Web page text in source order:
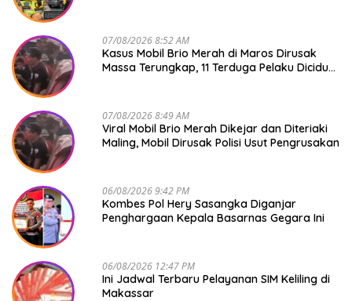
07/08/2026 8:52 AM
Kasus Mobil Brio Merah di Maros Dirusak
Massa Terungkap, 11 Terduga Pelaku Diciduk
07/08/2026 8:49 AM
Viral Mobil Brio Merah Dikejar dan Diteriaki
Maling, Mobil Dirusak Polisi Usut Pengrusakan
06/08/2026 9:42 PM
Kombes Pol Hery Sasangka Diganjar
Penghargaan Kepala Basarnas Gegara Ini
06/08/2026 12:47 PM
Ini Jadwal Terbaru Pelayanan SIM Keliling di
Makassar